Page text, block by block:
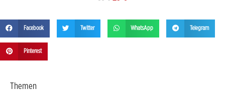
Themen
Facebook Twitter WhatsApp Telegram
Pinterest